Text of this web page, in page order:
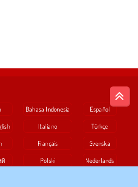
Bahasa Indonesia
Italiano
Français
Polski
Español
Türkçe
Svenska
Nederlands